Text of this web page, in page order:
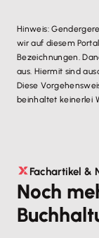
Hinweis:
wir auf diesem
Bezeichnungen.
aus. Hiermit sind
Diese
beinhaltet keinerlei
Fachartikel &
Noch